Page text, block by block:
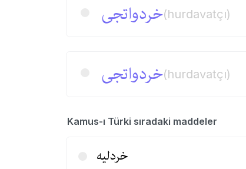
خردواتجی(hurdavatçı)
خردواتجی(hurdavatçı)
Kamus-ı Türki sıradaki maddeler
خردلیه